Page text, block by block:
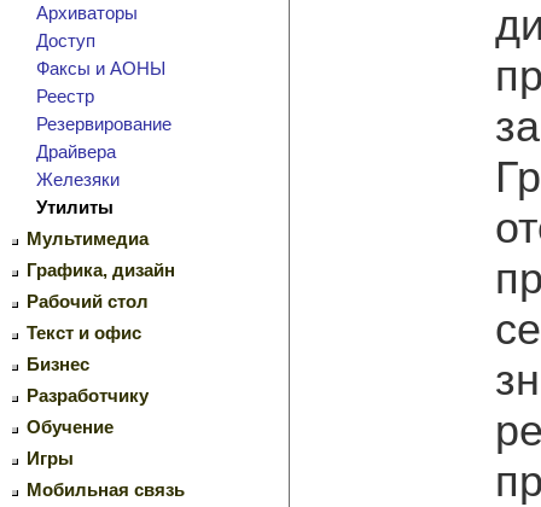
Архиваторы
Доступ
Факсы и АОНЫ
Реестр
Резервирование
Драйвера
Железяки
Утилиты
Мультимедиа
Графика, дизайн
Рабочий стол
Текст и офис
Бизнес
Разработчику
Обучение
Игры
Мобильная связь